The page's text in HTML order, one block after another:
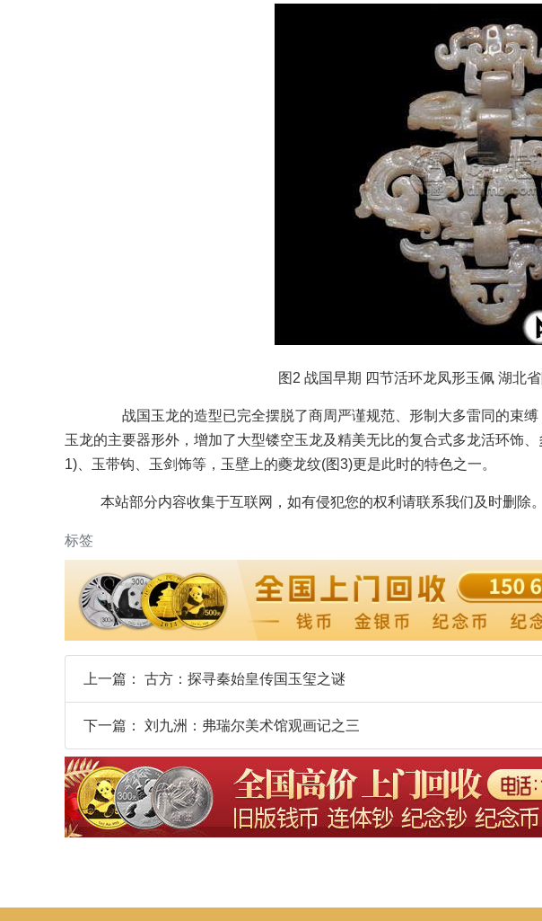
图2 战国早期 四节活环龙凤形玉佩 湖北
战国玉龙的造型已完全摆脱了商周严谨规范、形制大多雷同的束缚
玉龙的主要器形外，增加了大型镂空玉龙及精美无比的复合式多龙活环饰
1)、玉带钩、玉剑饰等，玉壁上的夔龙纹(图3)更是此时的特色之一。
本站部分内容收集于互联网，如有侵犯您的权利请联系我们及时删除。
标签
上一篇： 古方：探寻秦始皇传国玉玺之谜
下一篇： 刘九洲：弗瑞尔美术馆观画记之三